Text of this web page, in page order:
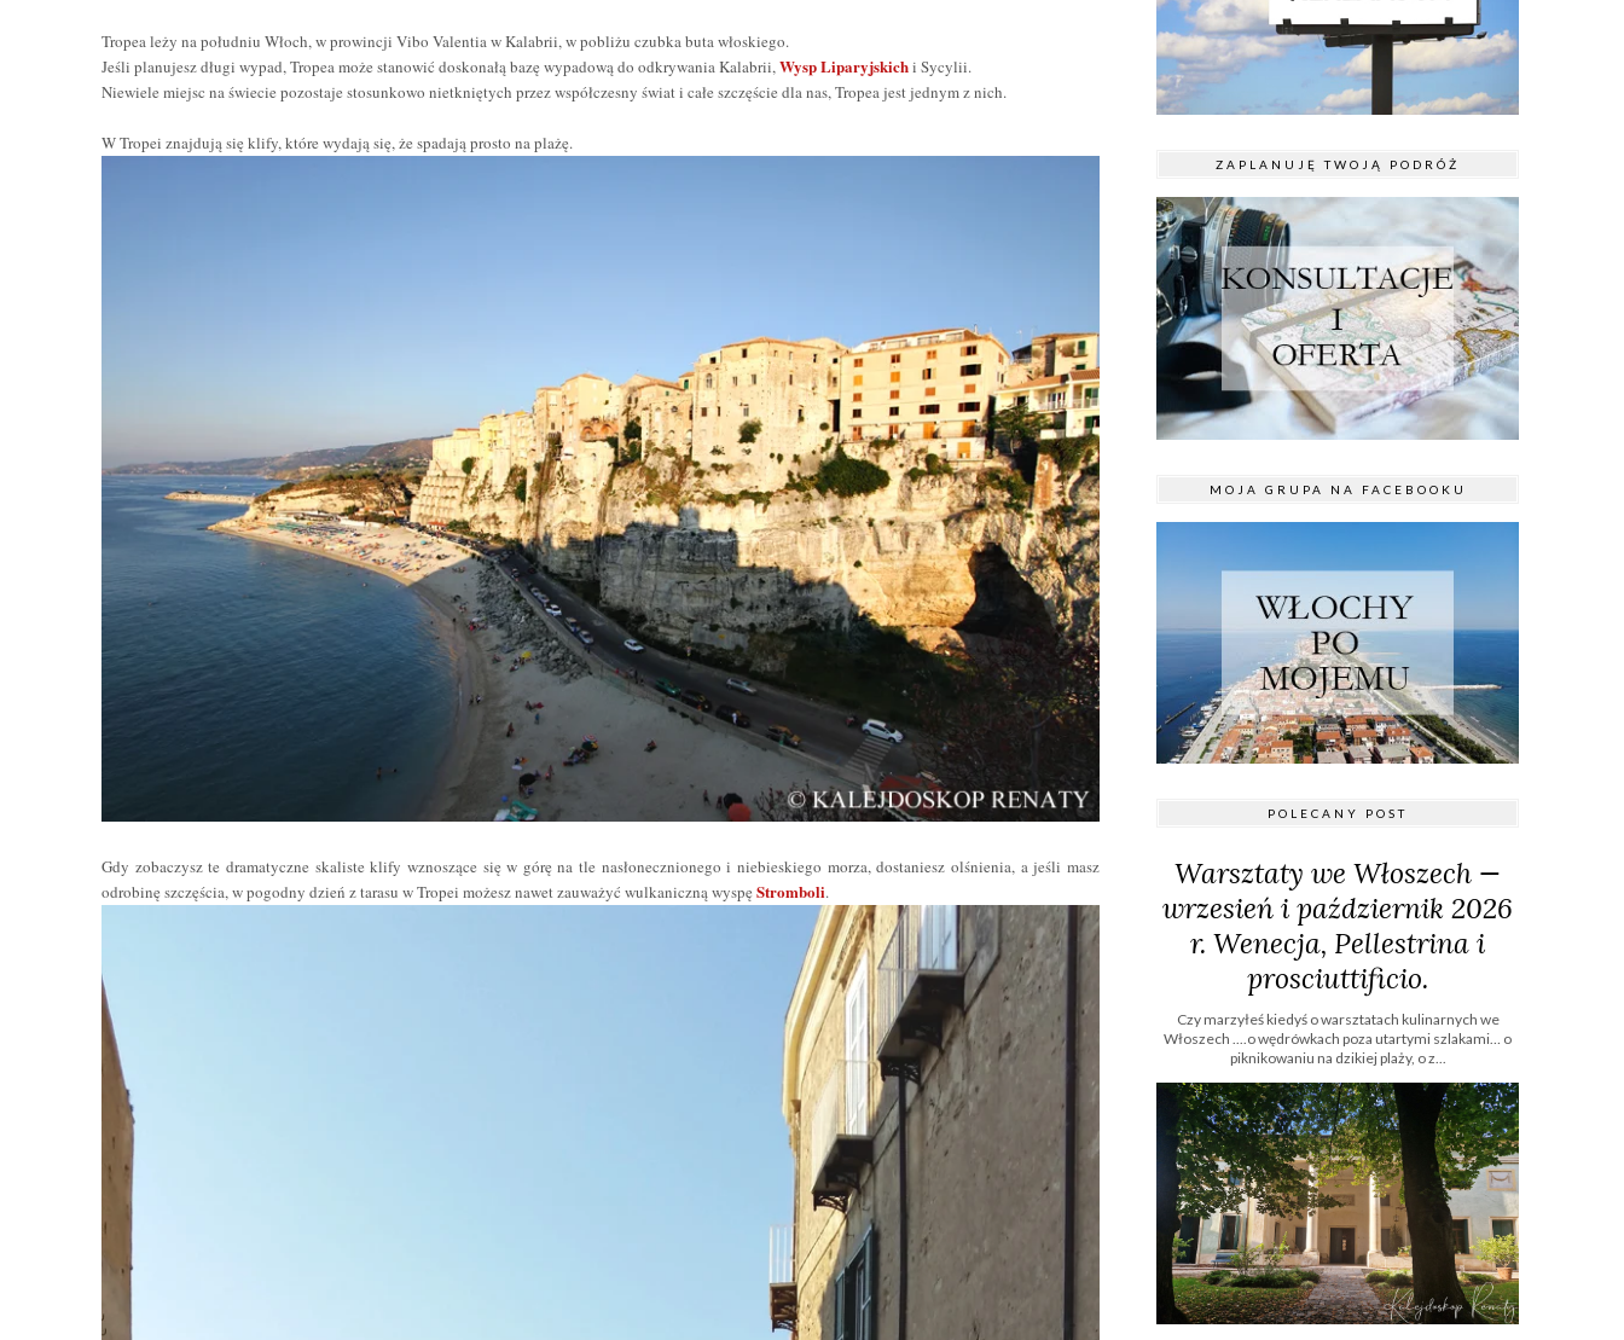
Tropea leży na południu Włoch, w prowincji Vibo Valentia w Kalabrii, w pobliżu czubka buta włoskiego.
Jeśli planujesz długi wypad, Tropea może stanowić doskonałą bazę wypadową do odkrywania Kalabrii,Wysp Liparyjskichi Sycylii.
Niewiele miejsc na świecie pozostaje stosunkowo nietkniętych przez współczesny świat i całe szczęście dla nas, Tropea jest jednym z nich.
W Tropei znajdują się klify, które wydają się, że spadają prosto na plażę.
Gdy zobaczysz te dramatyczne skaliste klify wznoszące się w górę na tle nasłonecznionego i niebieskiego morza, dostaniesz olśnienia, a jeśli masz
odrobinę szczęścia, w pogodny dzień z tarasu w Tropei możesz nawet zauważyć wulkaniczną wyspęStromboli.
ZAPLANUJĘ TWOJĄ PODRÓŻ
MOJA GRUPA NA FACEBOOKU
POLECANY POST
Warsztaty we Włoszech —
wrzesień i październik 2026
r. Wenecja, Pellestrina i
prosciuttificio.
Czy marzyłeś kiedyś o warsztatach kulinarnych we
Włoszech ....o wędrówkach poza utartymi szlakami… o
piknikowaniu na dzikiej plaży, o z...